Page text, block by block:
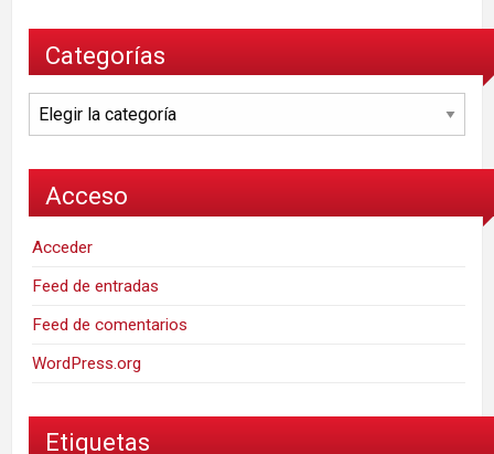
Categorías
Categorías
Acceso
Acceder
Feed de entradas
Feed de comentarios
WordPress.org
Etiquetas